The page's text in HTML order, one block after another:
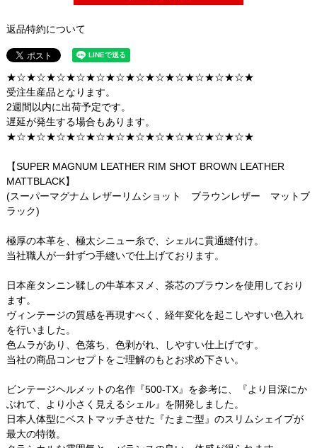
返品特約について
★☆★☆★☆★☆★☆★☆★☆★☆★☆★☆★☆★☆★
受注生産品となります。
2週間以内に出荷予定です。
遅延が発生する場合もあります。
★☆★☆★☆★☆★☆★☆★☆★☆★☆★☆★☆★☆★
【SUPER MAGNUM LEATHER RIM SHOT BROWN LEATHER
MATTBLACK】
(スーパーマグナム レザーリムショット ブラウンレザー マットブ
ラック)
極厚の本革を、極太シニュー糸で、シェルに貫通縫付け。
当社職人が一針ずつ手縫いで仕上げております。
日本産タンニン鞣しの牛革本ヌメ、茶芯のブラウンを使用しており
ます。
ヴィンテージの質感を再現すべく、経年変化を起こしやすい色入れ
を行いました。
色ムラがあり、色落ち、色剥がれ、しやすい仕上げです。
当社の商品コンセプトをご理解のもとお求め下さい。
ビンテージヘルメットの名作『500-TX』を参考に、『より目深にか
ぶれて、より小さく見えるシェル』を開発しました。
日本人体型にベストマッチさせた『たまご型』のスリムシェイプが
最大の特徴。